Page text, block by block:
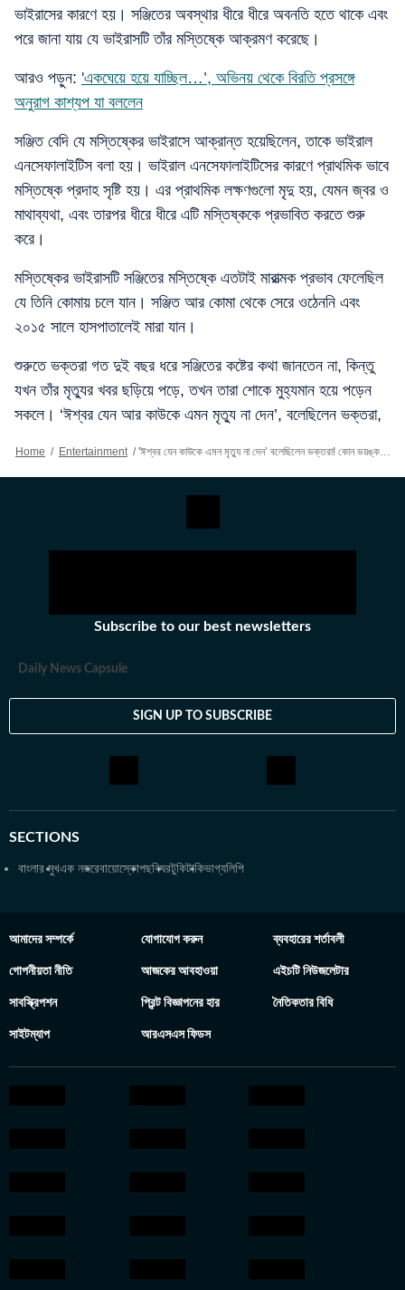
ভাইরাসের কারণে হয়। সঞ্জিতের অবস্থার ধীরে ধীরে অবনতি হতে থাকে এবং
পরে জানা যায় যে ভাইরাসটি তাঁর মস্তিষ্কে আক্রমণ করেছে।
আরও পড়ুন: 'একঘেয়ে হয়ে যাচ্ছিল…’, অভিনয় থেকে বিরতি প্রসঙ্গে
অনুরাগ কাশ্যপ যা বললেন
সঞ্জিত বেদি যে মস্তিষ্কের ভাইরাসে আক্রান্ত হয়েছিলেন, তাকে ভাইরাল
এনসেফালাইটিস বলা হয়। ভাইরাল এনসেফালাইটিসের কারণে প্রাথমিক ভাবে
মস্তিষ্কে প্রদাহ সৃষ্টি হয়। এর প্রাথমিক লক্ষণগুলো মৃদু হয়, যেমন জ্বর ও
মাথাব্যথা, এবং তারপর ধীরে ধীরে এটি মস্তিষ্ককে প্রভাবিত করতে শুরু
করে।
মস্তিষ্কের ভাইরাসটি সঞ্জিতের মস্তিষ্কে এতটাই মারাত্মক প্রভাব ফেলেছিল
যে তিনি কোমায় চলে যান। সঞ্জিত আর কোমা থেকে সেরে ওঠেননি এবং
২০১৫ সালে হাসপাতালেই মারা যান।
শুরুতে ভক্তরা গত দুই বছর ধরে সঞ্জিতের কষ্টের কথা জানতেন না, কিন্তু
যখন তাঁর মৃত্যুর খবর ছড়িয়ে পড়ে, তখন তারা শোকে মুহ্যমান হয়ে পড়েন
সকলে। ‘ঈশ্বর যেন আর কাউকে এমন মৃত্যু না দেন’, বলেছিলেন ভক্তরা,
Home / Entertainment / 'ঈশ্বর যেন কাউকে এমন মৃত্যু না দেন’ বলেছিলেন ভক্তরা! কোন ভয়ঙ্কর রোগ হয়েছিল সঞ্জিতের?
Subscribe to our best newsletters
Daily News Capsule
SIGN UP TO SUBSCRIBE
SECTIONS
বাংলার মুখএক নজরেবায়োস্কোপছবিঘরটুকিটাকিভাগ্যলিপি
আমাদের সম্পর্কে যোগাযোগ করুন ব্যবহারের শর্তাবলী
গোপনীয়তা নীতি আজকের আবহাওয়া এইচটি নিউজলেটার
সাবস্ক্রিপশন প্রিন্ট বিজ্ঞাপনের হার নৈতিকতার বিধি
সাইটম্যাপ আরএসএস ফিডস